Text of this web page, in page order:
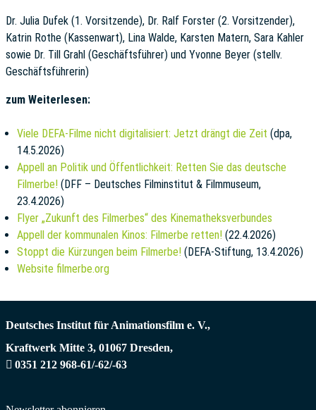
Dr. Julia Dufek (1. Vorsitzende), Dr. Ralf Forster (2. Vorsitzender),
Katrin Rothe (Kassenwart), Lina Walde, Karsten Matern, Sara Kahler
sowie Dr. Till Grahl (Geschäftsführer) und Yvonne Beyer (stellv.
Geschäftsführerin)
zum Weiterlesen:
Viele DEFA-Filme nicht digitalisiert: Jetzt drängt die Zeit (dpa,
14.5.2026)
Appell an Politik und Öffentlichkeit: Retten Sie das deutsche
Filmerbe! (DFF – Deutsches Filminstitut & Filmmuseum,
23.4.2026)
Flyer „Zukunft des Filmerbes“ des Kinematheksverbundes
Appell der kommunalen Kinos: Filmerbe retten! (22.4.2026)
Stoppt die Kürzungen beim Filmerbe! (DEFA-Stiftung, 13.4.2026)
Website filmerbe.org
Deutsches Institut für Animationsfilm e. V.,
Kraftwerk Mitte 3, 01067 Dresden,
0351 212 968-61/-62/-63